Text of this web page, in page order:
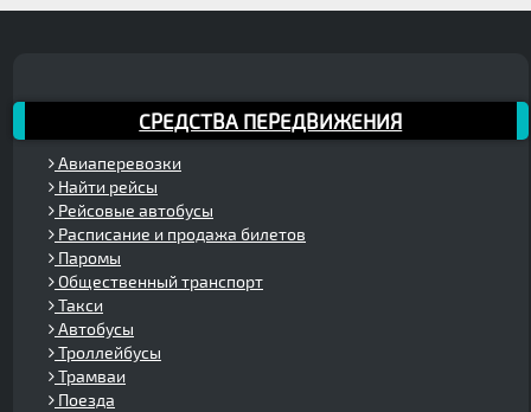
СРЕДСТВА ПЕРЕДВИЖЕНИЯ
Авиаперевозки
Найти рейсы
Рейсовые автобусы
Расписание и продажа билетов
Паромы
Общественный транспорт
Такси
Автобусы
Троллейбусы
Трамваи
Поезда